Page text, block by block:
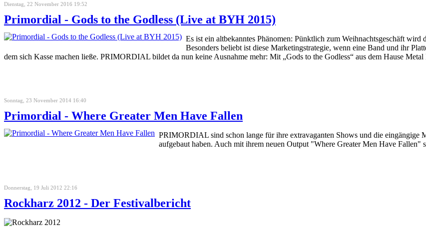
Dienstag, 22 November 2016 19:52
Primordial - Gods to the Godless (Live at BYH 2015)
Es ist ein altbekanntes Phänomen: Pünktlich zum Weihnachtsgeschäft
Besonders beliebt ist diese Marketingstrategie, wenn eine Band und ihr
dem sich Kasse machen ließe. PRIMORDIAL bildet da nun keine Ausnahme mehr: Mit „Gods to the Godless“ aus dem Hause
Sonntag, 23 November 2014 16:40
Primordial - Where Greater Men Have Fallen
PRIMORDIAL sind schon lange für ihre extravaganten Shows und die eingängige
aufgebaut haben. Auch mit ihrem neuen Output "Where Greater Men Have Fallen"
Donnerstag, 19 Juli 2012 22:16
Rockharz 2012 - Der Festivalbericht